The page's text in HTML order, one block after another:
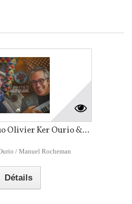
Olivier Ker Ourio &...
/ Manuel Rocheman
Détails